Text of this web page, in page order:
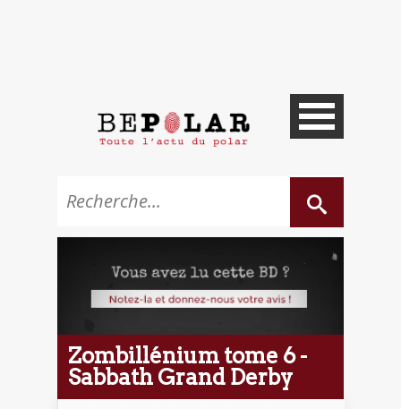
Zombillénium tome 6 -
Sabbath Grand Derby